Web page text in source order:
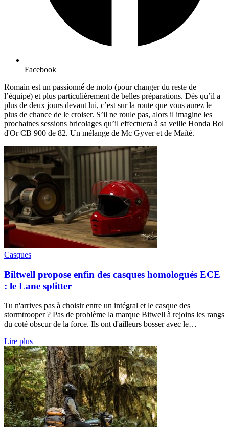
Facebook
Romain est un passionné de moto (pour changer du reste de
l’équipe) et plus particulièrement de belles préparations. Dès qu’il a
plus de deux jours devant lui, c’est sur la route que vous aurez le
plus de chance de le croiser. S’il ne roule pas, alors il imagine les
prochaines sessions bricolages qu’il effectuera à sa veille Honda Bol
d'Or CB 900 de 82. Un mélange de Mc Gyver et de Maïté.
Casques
Biltwell propose enfin des casques homologués ECE
: le Lane splitter
Tu n'arrives pas à choisir entre un intégral et le casque des
stormtrooper ? Pas de problème la marque Bitwell à rejoins les rangs
du coté obscur de la force. Ils ont d'ailleurs bosser avec le…
Lire plus